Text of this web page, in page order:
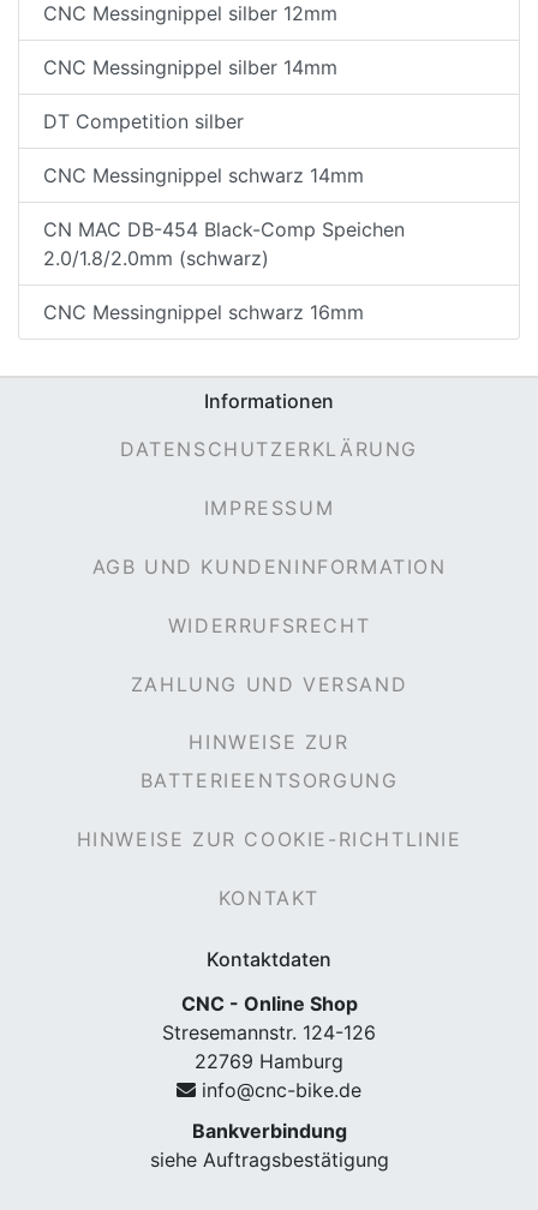
CNC Messingnippel silber 12mm
CNC Messingnippel silber 14mm
DT Competition silber
CNC Messingnippel schwarz 14mm
CN MAC DB-454 Black-Comp Speichen
2.0/1.8/2.0mm (schwarz)
CNC Messingnippel schwarz 16mm
Informationen
DATENSCHUTZERKLÄRUNG
IMPRESSUM
AGB UND KUNDENINFORMATION
WIDERRUFSRECHT
ZAHLUNG UND VERSAND
HINWEISE ZUR
BATTERIEENTSORGUNG
HINWEISE ZUR COOKIE-RICHTLINIE
KONTAKT
Kontaktdaten
CNC - Online Shop
Stresemannstr. 124-126
22769 Hamburg
info@cnc-bike.de
Bankverbindung
siehe Auftragsbestätigung